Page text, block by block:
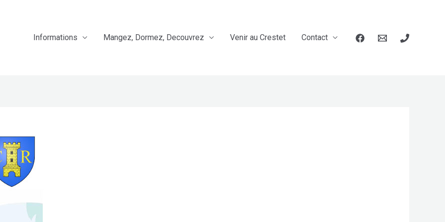
Informations Mangez, Dormez, Decouvrez Venir au Crestet Contact